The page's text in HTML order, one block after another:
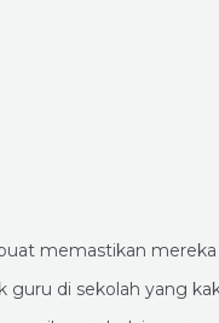
memastikan
guru di sekolah yang